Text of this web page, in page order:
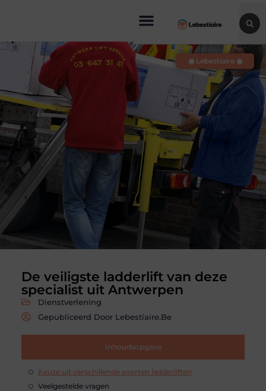
De veiligste ladderlift van deze
specialist uit Antwerpen
Dienstverlening
Gepubliceerd Door Lebestiaire.be
Inhoudsopgave
Keuze uit verschillende soorten ladderliften
Veelgestelde vragen
◉ Lebestiaire ◉